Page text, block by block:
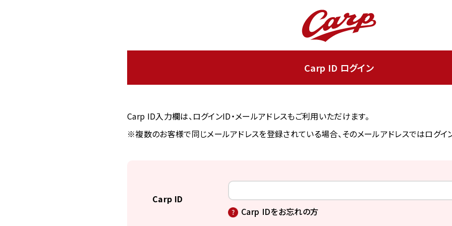
Carp ID ログイン
Carp ID入力欄は、ログインID・メールアドレスもご利用いただけます。
※複数のお客様で同じメールアドレスを登録されている場合、そのメールアドレスではログイ
Carp ID
Carp IDをお忘れの方